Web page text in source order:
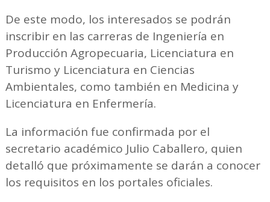
De este modo, los interesados se podrán
inscribir en las carreras de Ingeniería en
Producción Agropecuaria, Licenciatura en
Turismo y Licenciatura en Ciencias
Ambientales, como también en Medicina y
Licenciatura en Enfermería.
La información fue confirmada por el
secretario académico Julio Caballero, quien
detalló que próximamente se darán a conocer
los requisitos en los portales oficiales.